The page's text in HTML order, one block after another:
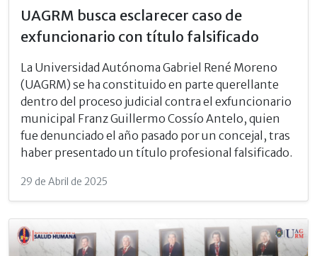
UAGRM busca esclarecer caso de
exfuncionario con título falsificado
La Universidad Autónoma Gabriel René Moreno
(UAGRM) se ha constituido en parte querellante
dentro del proceso judicial contra el exfuncionario
municipal Franz Guillermo Cossío Antelo, quien
fue denunciado el año pasado por un concejal, tras
haber presentado un título profesional falsificado.
29 de Abril de 2025